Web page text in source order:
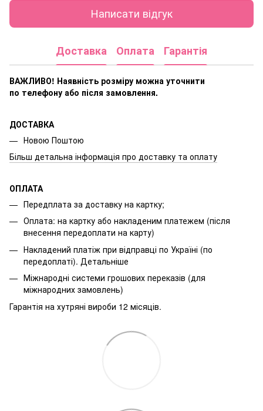
Написати відгук
Доставка Оплата Гарантія
ВАЖЛИВО! Наявність розміру можна уточнити
по телефону або після замовлення.
ДОСТАВКА
Новою Поштою
Більш детальна інформація про доставку та оплату
ОПЛАТА
Передплата за доставку на картку;
Оплата: на картку або накладеним платежем (після
внесення передоплати на карту)
Накладений платіж при відправці по Україні (по
передоплаті). Детальніше
Міжнародні системи грошових переказів (для
міжнародних замовлень)
Гарантія на хутряні вироби 12 місяців.